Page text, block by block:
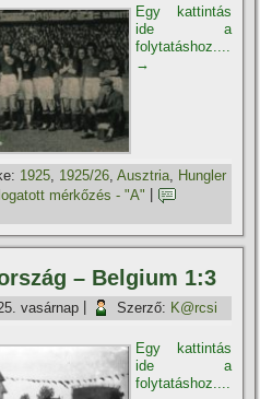
Egy kattintás
ide a
folytatáshoz....
→
1925 1925/26 ,Ausztria
Hungler
mérkőzés - "A"
– Belgium 1:3
vasárnap Szerző: K@rcsi
Egy kattintás
ide a
folytatáshoz....